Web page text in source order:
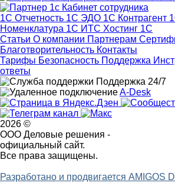
1С Отчетность 1С ЭДО 1С Контрагент
Номенклатура 1С ИТС Хостинг 1С
Статьи О компании Партнерам
Благотворительность Контакты
Тарифы Безопасность Поддержка
ответы
Поддержка 24/7
A-Desk
2026 ©
ООО Деловые решения -
официальный сайт.
Все права защищены.
Разработано и продвигается AMIGOS